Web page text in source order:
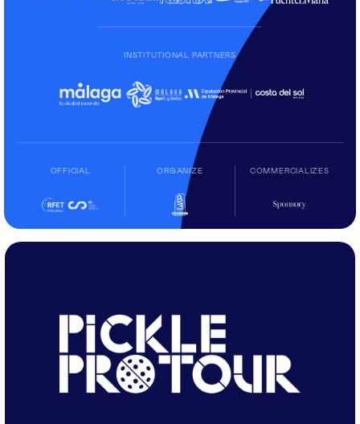
INSTITUTIONAL PARTNERS
OFFICIAL ORGANIZE COMMERCIALIZES